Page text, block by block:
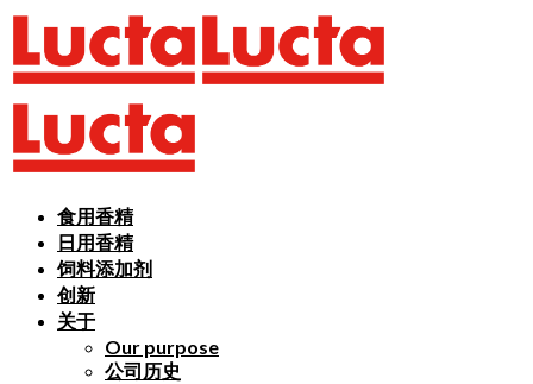
食用香精
日用香精
饲料添加剂
创新
关于
Our purpose
公司历史